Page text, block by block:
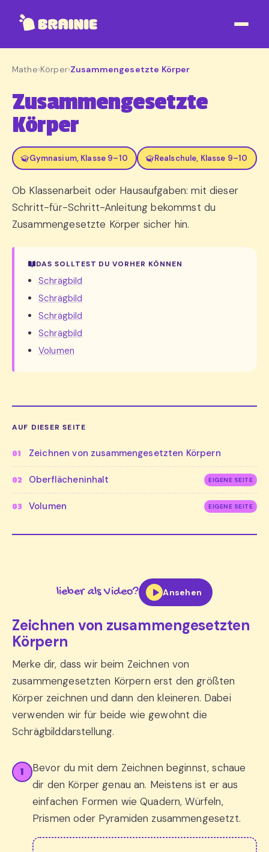
Mathe›Körper›Zusammengesetzte Körper
Zusammengesetzte
Körper
Gymnasium, Klasse 9–10 Realschule, Klasse 9–10
Ob Klassenarbeit oder Hausaufgaben: mit dieser
Schritt-für-Schritt-Anleitung bekommst du
Zusammengesetzte Körper sicher hin.
DAS SOLLTEST DU VORHER KÖNNEN
Schrägbild
Schrägbild
Schrägbild
Schrägbild
Volumen
AUF DIESER SEITE
01 Zeichnen von zusammengesetzten Körpern
02 Oberflächeninhalt EIGENE SEITE
03 Volumen EIGENE SEITE
lieber als Video? Ansehen
Zeichnen von zusammengesetzten
Körpern
Merke dir, dass wir beim Zeichnen von
zusammengesetzten Körpern erst den größten
Körper zeichnen und dann den kleineren. Dabei
verwenden wir für beide wie gewohnt die
Schrägbilddarstellung.
1
Bevor du mit dem Zeichnen beginnst, schaue
dir den Körper genau an. Meistens ist er aus
einfachen Formen wie Quadern, Würfeln,
Prismen oder Pyramiden zusammengesetzt.